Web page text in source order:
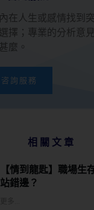
在人生或感情找到
擇；專業的分析意
麼。
詢服務
相關文章
【情到龍匙】職場生
站錯邊？